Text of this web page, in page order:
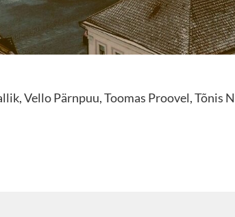
Vello Pärnpuu, Toomas Proovel, Tõnis